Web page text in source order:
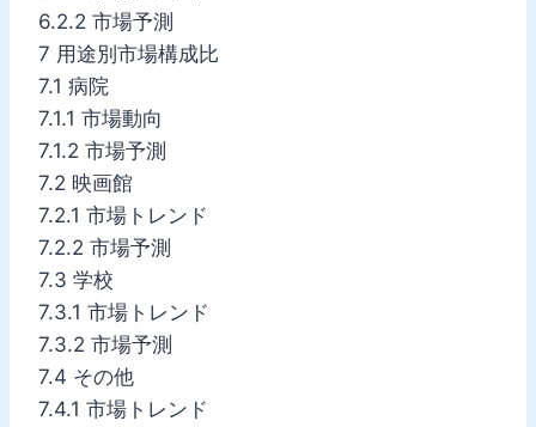
6.2.2 市場予測
7 用途別市場構成比
7.1 病院
7.1.1 市場動向
7.1.2 市場予測
7.2 映画館
7.2.1 市場トレンド
7.2.2 市場予測
7.3 学校
7.3.1 市場トレンド
7.3.2 市場予測
7.4 その他
7.4.1 市場トレンド